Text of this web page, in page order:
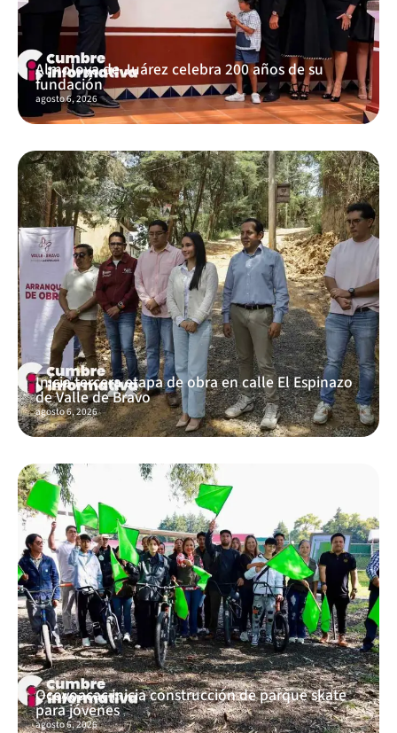
Almoloya de Juárez celebra 200 años de su
fundación
agosto 6, 2026
Inicia tercera etapa de obra en calle El Espinazo
de Valle de Bravo
agosto 6, 2026
Ocoyoacac inicia construcción de parque skate
para jóvenes
agosto 6, 2026